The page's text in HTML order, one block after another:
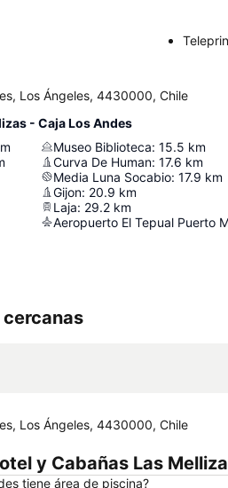
Los Ángeles, 4430000, Chile
- Caja Los Andes
Museo Biblioteca: 15.5 km
Curva De Human: 17.6 km
Media Luna Socabio: 17.9 km
Gijon: 20.9 km
Laja: 29.2 km
Aeropuerto El Tepual Puerto
Los Ángeles, 4430000, Chile
y Cabañas Las
tiene área de piscina?